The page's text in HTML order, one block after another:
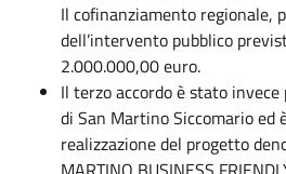
Il cofinanziamento regionale,
dell’intervento pubblico
2.000.000,00 euro.
Il terzo accordo è stato invece
di San Martino Siccomario ed
realizzazione del progetto